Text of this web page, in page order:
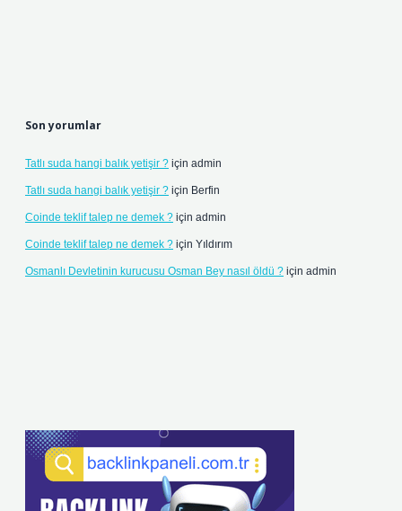
Son yorumlar
Tatlı suda hangi balık yetişir ? için admin
Tatlı suda hangi balık yetişir ? için Berfin
Coinde teklif talep ne demek ? için admin
Coinde teklif talep ne demek ? için Yıldırım
Osmanlı Devletinin kurucusu Osman Bey nasıl öldü ? için admin